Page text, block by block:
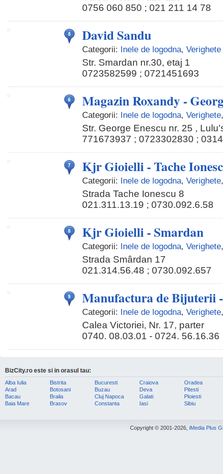
0756 060 850 ; 021 211 14 78
David Sandu
Categorii: Inele de logodna, Verighete
Str. Smardan nr.30, etaj 1
0723582599 ; 0721451693
Magazin Roxandy -
Categorii: Inele de logodna, Verighete
Str. George Enescu nr. 25 ,
771673937 ; 0723302830 ;
Kjr Gioielli - Tache
Categorii: Inele de logodna, Verighete
Strada Tache Ionescu 8
021.311.13.19 ; 0730.092.6.58
Kjr Gioielli - Smardan
Categorii: Inele de logodna, Verighete
Strada Smârdan 17
021.314.56.48 ; 0730.092.657
Manufactura de Bijuterii
Categorii: Inele de logodna, Verighete
Calea Victoriei, Nr. 17, parter
0740. 08.03.01 - 0724. 56.16.36
BizCity.ro este si in orasul tau:
Alba Iulia
Arad
Bacau
Baia Mare
Bistrita
Botosani
Braila
Brasov
Bucuresti
Buzau
Cluj Napoca
Constanta
Craiova
Deva
Galati
Iasi
Oradea
Pitesti
Ploiesti
Sibiu
Copyright © 2001-2026, iMedia Plus